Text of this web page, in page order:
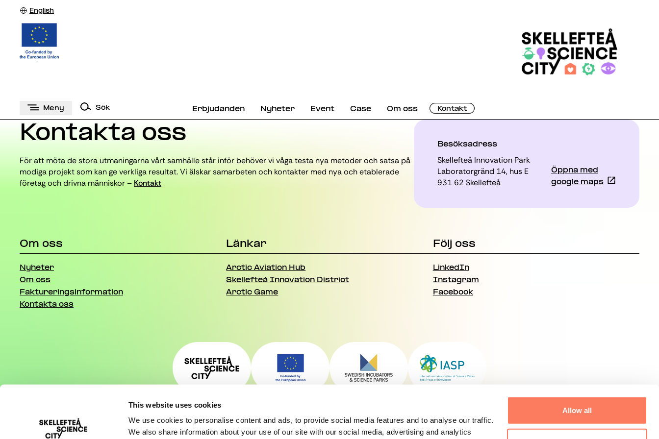
This website uses cookies
We use cookies to personalise content and ads, to provide social media features and to analyse our traffic.
We also share information about your use of our site with our social media, advertising and analytics
Allow all
English
Meny Sök Erbjudanden Nyheter Event Case Om oss Kontakt
Kontakta oss
För att möta de stora utmaningarna vårt samhälle står inför behöver vi våga testa nya metoder och satsa på
modiga projekt som kan ge verkliga resultat. Vi älskar samarbeten och kontakter med nya och etablerade
företag och drivna människor – Kontakt
Besöksadress
Skellefteå Innovation Park
Laboratorgränd 14, hus E
931 62 Skellefteå
Öppna med
google maps
Om oss
Nyheter
Om oss
Faktureringsinformation
Kontakta oss
Länkar
Arctic Aviation Hub
Skellefteå Innovation District
Arctic Game
Följ oss
LinkedIn
Instagram
Facebook